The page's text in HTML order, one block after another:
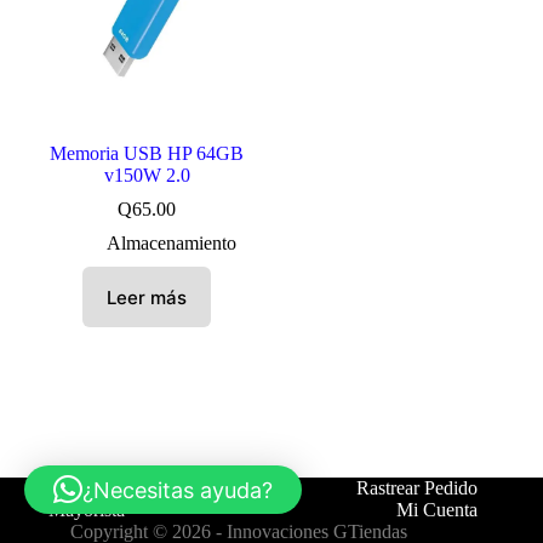
Memoria USB HP 64GB
v150W 2.0
Q65.00
Almacenamiento
Leer más
Tienda Contáctanos
Rastrear Pedido
Mayorista
Mi Cuenta
Copyright © 2026 - Innovaciones GTiendas
¿Necesitas ayuda?